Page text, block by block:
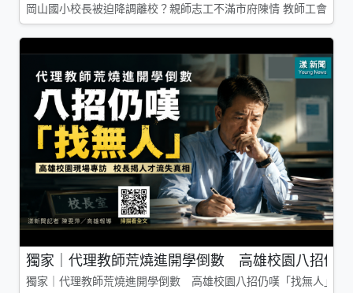
岡山國小校長被迫降調離校？親師志工不滿市府陳情 教師工會槓
獨家｜代理教師荒燒進開學倒數 高雄校園八招仍
獨家｜代理教師荒燒進開學倒數 高雄校園八招仍嘆「找無人」